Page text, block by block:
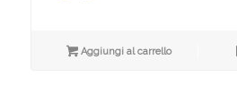
Aggiungi al carrello